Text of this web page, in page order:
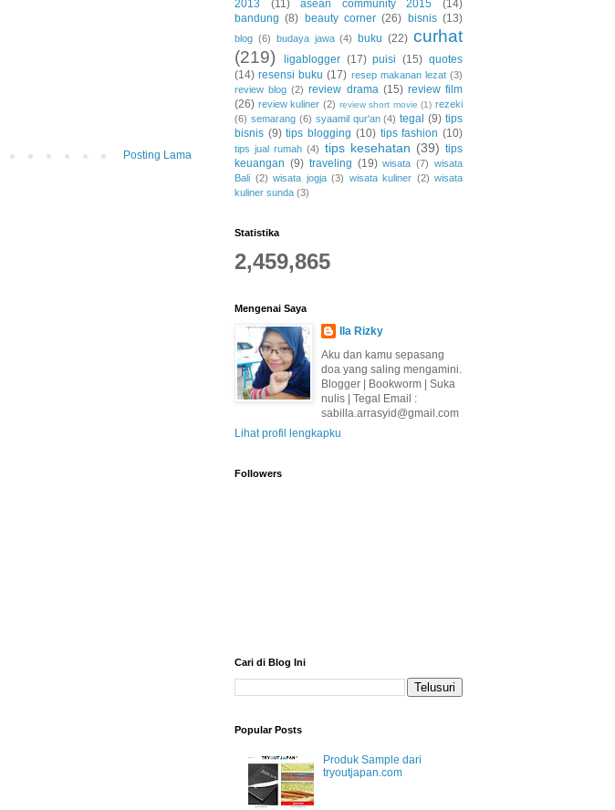
Posting Lama
2013
(11) asean community 2015
(14)
bandung (8) beauty corner (26) bisnis (13)
blog (6) budaya jawa (4) buku (22) curhat
(219)
ligablogger (17) puisi (15) quotes
(14) resensi buku (17) resep makanan lezat (3)
review blog (2) review drama (15) review film
(26) review kuliner (2) review short movie (1) rezeki
(6) semarang (6) syaamil qur'an (4) tegal (9) tips
bisnis (9) tips blogging (10) tips fashion (10)
tips jual rumah (4) tips kesehatan (39) tips
keuangan (9) traveling (19) wisata (7) wisata
Bali (2) wisata jogja (3) wisata kuliner (2) wisata
kuliner sunda (3)
Statistika
2,459,865
Mengenai Saya
Ila Rizky
Aku dan kamu sepasang
doa yang saling mengamini.
Blogger | Bookworm | Suka
nulis | Tegal Email :
sabilla.arrasyid@gmail.com
Lihat profil lengkapku
Followers
Cari di Blog Ini
Popular Posts
Produk Sample dari
tryoutjapan.com